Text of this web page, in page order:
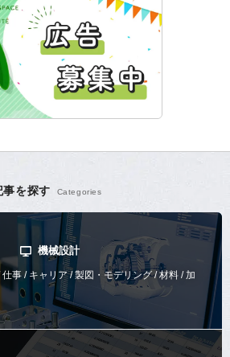
事を探す
機械設計
事 / キャリア / 製図・モデリング / 材料 / 加